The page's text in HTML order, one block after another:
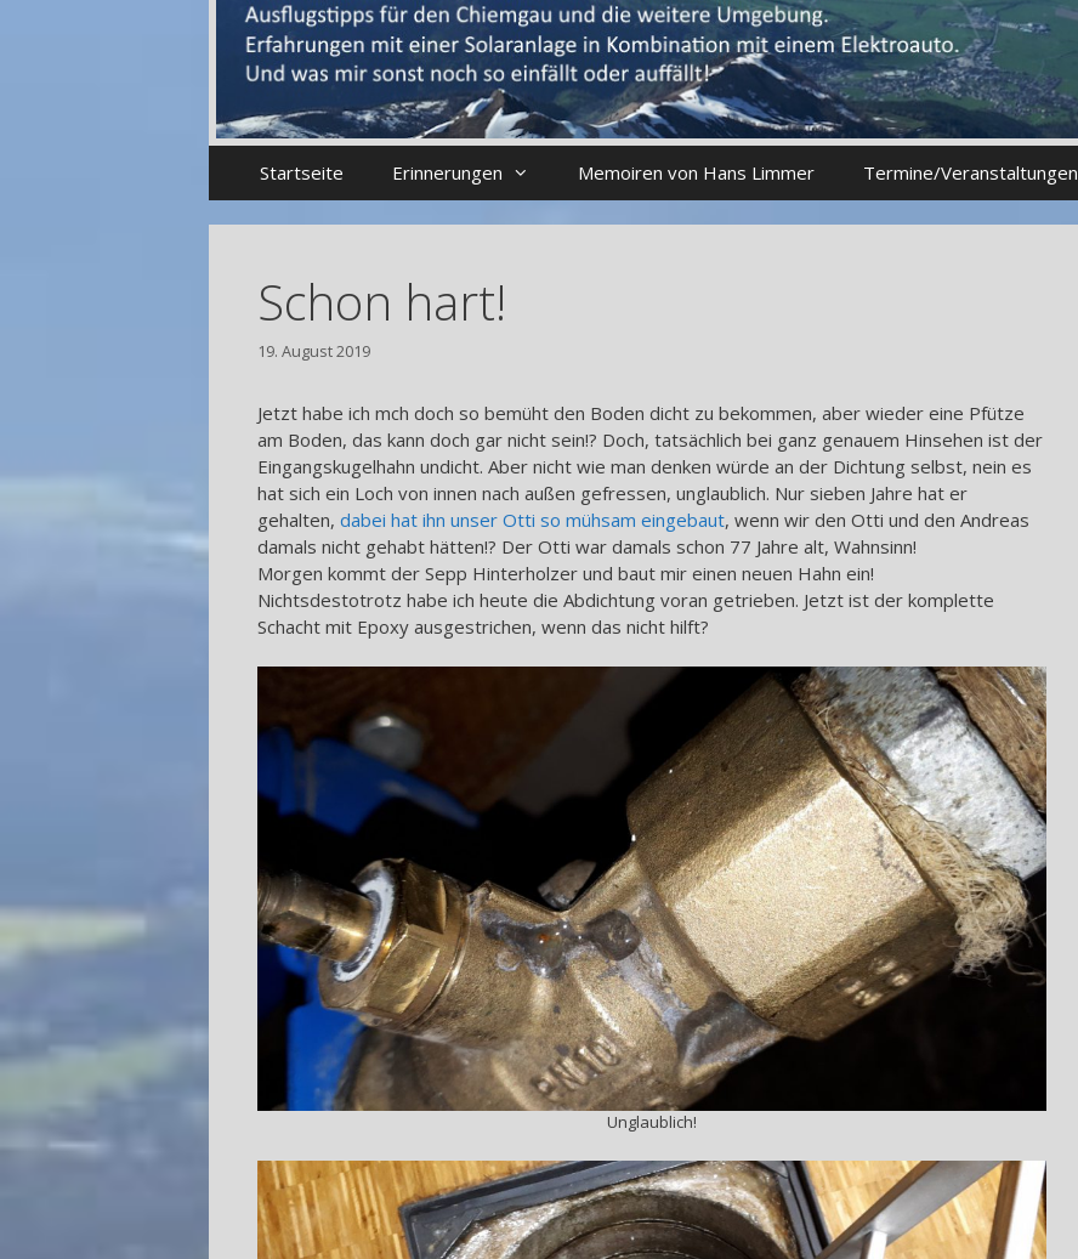
Startseite Erinnerungen Memoiren von Hans Limmer Termine/Veranstaltungen
Schon hart!
19. August 2019
Jetzt habe ich mch doch so bemüht den Boden dicht zu bekommen, aber wieder eine Pfütze
am Boden, das kann doch gar nicht sein!? Doch, tatsächlich bei ganz genauem Hinsehen ist der
Eingangskugelhahn undicht. Aber nicht wie man denken würde an der Dichtung selbst, nein es
hat sich ein Loch von innen nach außen gefressen, unglaublich. Nur sieben Jahre hat er
gehalten, dabei hat ihn unser Otti so mühsam eingebaut, wenn wir den Otti und den Andreas
damals nicht gehabt hätten!? Der Otti war damals schon 77 Jahre alt, Wahnsinn!
Morgen kommt der Sepp Hinterholzer und baut mir einen neuen Hahn ein!
Nichtsdestotrotz habe ich heute die Abdichtung voran getrieben. Jetzt ist der komplette
Schacht mit Epoxy ausgestrichen, wenn das nicht hilft?
Unglaublich!